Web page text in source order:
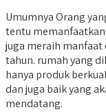
Umumnya Orang
tentu
juga meraih manfaat
tahun. rumah yang
hanya produk
dan juga baik yang
mendatang.